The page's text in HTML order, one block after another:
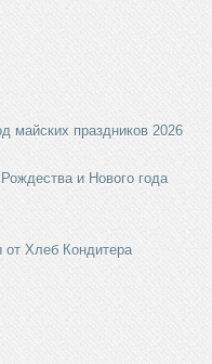
майских праздников 2026
и Нового года
Хлеб Кондитера